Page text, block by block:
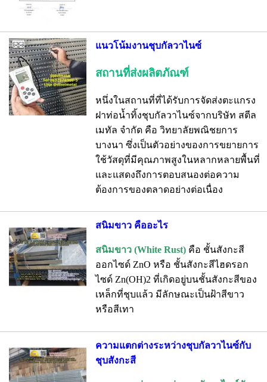
แนวโน้มงานชุบกัลวาไนซ์
สถานที่ส่งผลิตภัณฑ์
หนึ่งในสถานที่ที่ได้รับการจัดส่งตะแกรง
ฝาท่อน้ำทิ้งชุบกัลวาไนซ์จากบริษัท สตีล
เมทัล จำกัด คือ วิทยาลัยพณิชยการ
บางนา ซึ่งเป็นตัวอย่างของการขยายการ
ใช้วัสดุที่มีคุณภาพสูงในหลากหลายพื้นที่
และแสดงถึงการตอบสนองต่อความ
ต้องการของตลาดอย่างต่อเนื่อง
สนิมขาว คืออะไร
สนิมขาว (White Rust) คือ ชั้นสังกะสี
ออกไซด์ ZnO หรือ ชั้นสังกะสีไฮดรอก
ไซด์ Zn(OH)2 ที่เกิดอยู่บนชั้นสังกะสีของ
เหล็กที่ชุบแล้ว มีลักษณะเป็นฝ้าสีขาว
หรือสีเทา
ความแตกต่างระหว่างชุบกัลวาไนซ์กับ
ชุบสังกะสี